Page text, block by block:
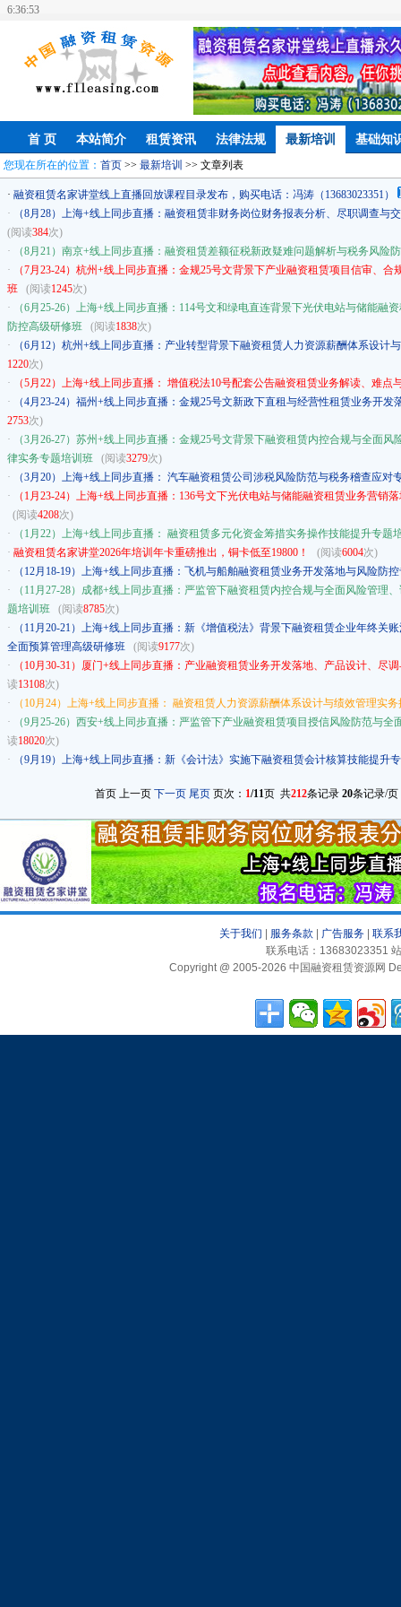
6:36:53
首 页 本站简介 租赁资讯 法律法规 最新培训 基础知
您现在所在的位置： 首页 >> 最新培训 >> 文章列表
· 融资租赁名家讲堂线上直播回放课程目录发布，购买电话：冯涛（13683023351）
·
（8月28）上海+线上同步直播：融资租赁非财务岗位财务报表分析、尽职调查与
(阅读384次)
·
（8月21）南京+线上同步直播：融资租赁差额征税新政疑难问题解析与税务风险
·
（7月23-24）杭州+线上同步直播：金规25号文背景下产业融资租赁项目信审、
班
(阅读1245次)
·
（6月25-26）上海+线上同步直播：114号文和绿电直连背景下光伏电站与储能融
防控高级研修班
(阅读1838次)
·
（6月12）杭州+线上同步直播：产业转型背景下融资租赁人力资源薪酬体系设计
1220次)
·
（5月22）上海+线上同步直播： 增值税法10号配套公告融资租赁业务解读、难点
·
（4月23-24）福州+线上同步直播：金规25号文新政下直租与经营性租赁业务开
2753次)
·
（3月26-27）苏州+线上同步直播：金规25号文背景下融资租赁内控合规与全面
律实务专题培训班
(阅读3279次)
·
（3月20）上海+线上同步直播： 汽车融资租赁公司涉税风险防范与税务稽查应对
·
（1月23-24）上海+线上同步直播：136号文下光伏电站与储能融资租赁业务营销
(阅读4208次)
·
（1月22）上海+线上同步直播： 融资租赁多元化资金筹措实务操作技能提升专题
· 融资租赁名家讲堂2026年培训年卡重磅推出，铜卡低至19800！ (阅读6004次)
·
（12月18-19）上海+线上同步直播：飞机与船舶融资租赁业务开发落地与风险防
·
（11月27-28）成都+线上同步直播：严监管下融资租赁内控合规与全面风险管理
题培训班
(阅读8785次)
·
（11月20-21）上海+线上同步直播：新《增值税法》背景下融资租赁企业年终关
全面预算管理高级研修班
(阅读9177次)
·
（10月30-31）厦门+线上同步直播：产业融资租赁业务开发落地、产品设计、尽
读13108次)
·
（10月24）上海+线上同步直播： 融资租赁人力资源薪酬体系设计与绩效管理实
·
（9月25-26）西安+线上同步直播：严监管下产业融资租赁项目授信风险防范与
读18020次)
·
（9月19）上海+线上同步直播：新《会计法》实施下融资租赁会计核算技能提升
首页 上一页下一页 尾页 页次： 1/11页 共212条记录20条记录/
关于我们 服务条款 广告服务
联系
联系电话：13683023351
Copyright @ 2005-2026 中国融资租赁资源网